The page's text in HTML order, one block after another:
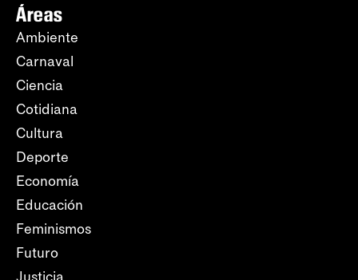
Áreas
Ambiente
Carnaval
Ciencia
Cotidiana
Cultura
Deporte
Economía
Educación
Feminismos
Futuro
Justicia